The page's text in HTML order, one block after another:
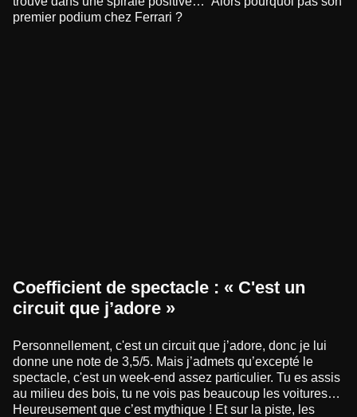
premier podium chez Ferrari ?
Coefficient de spectacle : « C'est un
circuit que j’adore »
Personnellement, c'est un circuit que j’adore, donc je lui
donne une note de 3,5/5. Mais j’admets qu’excepté le
spectacle, c'est un week-end assez particulier. Tu es assis
au milieu des bois, tu ne vois pas beaucoup les voitures…
Heureusement que c’est mythique ! Et sur la piste, les